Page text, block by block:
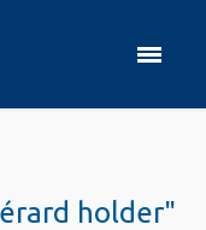
holder"